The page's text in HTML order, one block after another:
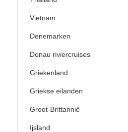
Vietnam
Denemarken
Donau riviercruises
Griekenland
Griekse eilanden
Groot-Brittannië
Ijsland